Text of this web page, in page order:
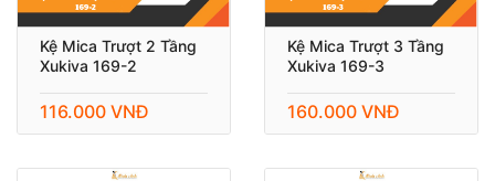
Kệ Mica Trượt 2 Tầng
Xukiva 169-2
116.000 VNĐ
Kệ Mica Trượt 3 Tầng
Xukiva 169-3
160.000 VNĐ